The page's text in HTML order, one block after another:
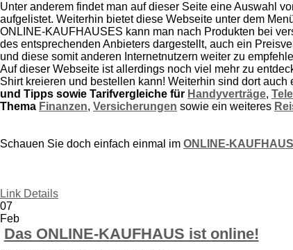
Unter anderem findet man auf dieser Seite eine Auswahl
aufgelistet. Weiterhin bietet diese Webseite unter dem
ONLINE-KAUFHAUSES kann man nach Produkten bei
des entsprechenden Anbieters dargestellt, auch ein
und diese somit anderen Internetnutzern weiter zu
Auf dieser Webseite ist allerdings noch viel mehr zu
Shirt kreieren und bestellen kann! Weiterhin sind dort auch
und Tipps sowie Tarifvergleiche für Handyverträge,
Thema Finanzen, Versicherungen sowie ein weiteres
Schauen Sie doch einfach einmal im ONLINE-KAUFHAUS
Link Details
07
Feb
Das ONLINE-KAUFHAUS ist online!